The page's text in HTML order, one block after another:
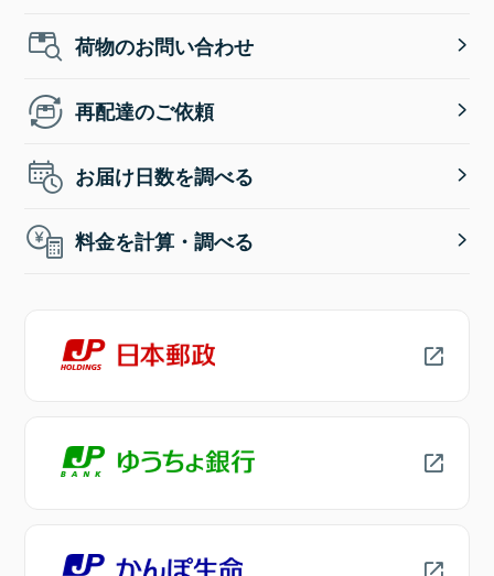
荷物のお問い合わせ
再配達のご依頼
お届け日数を調べる
料金を計算・調べる